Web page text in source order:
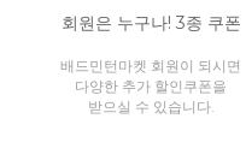
회원은 누구나! 3종 쿠폰
배드민턴마켓 회원이 되시면
다양한 추가 할인쿠폰을
받으실 수 있습니다.